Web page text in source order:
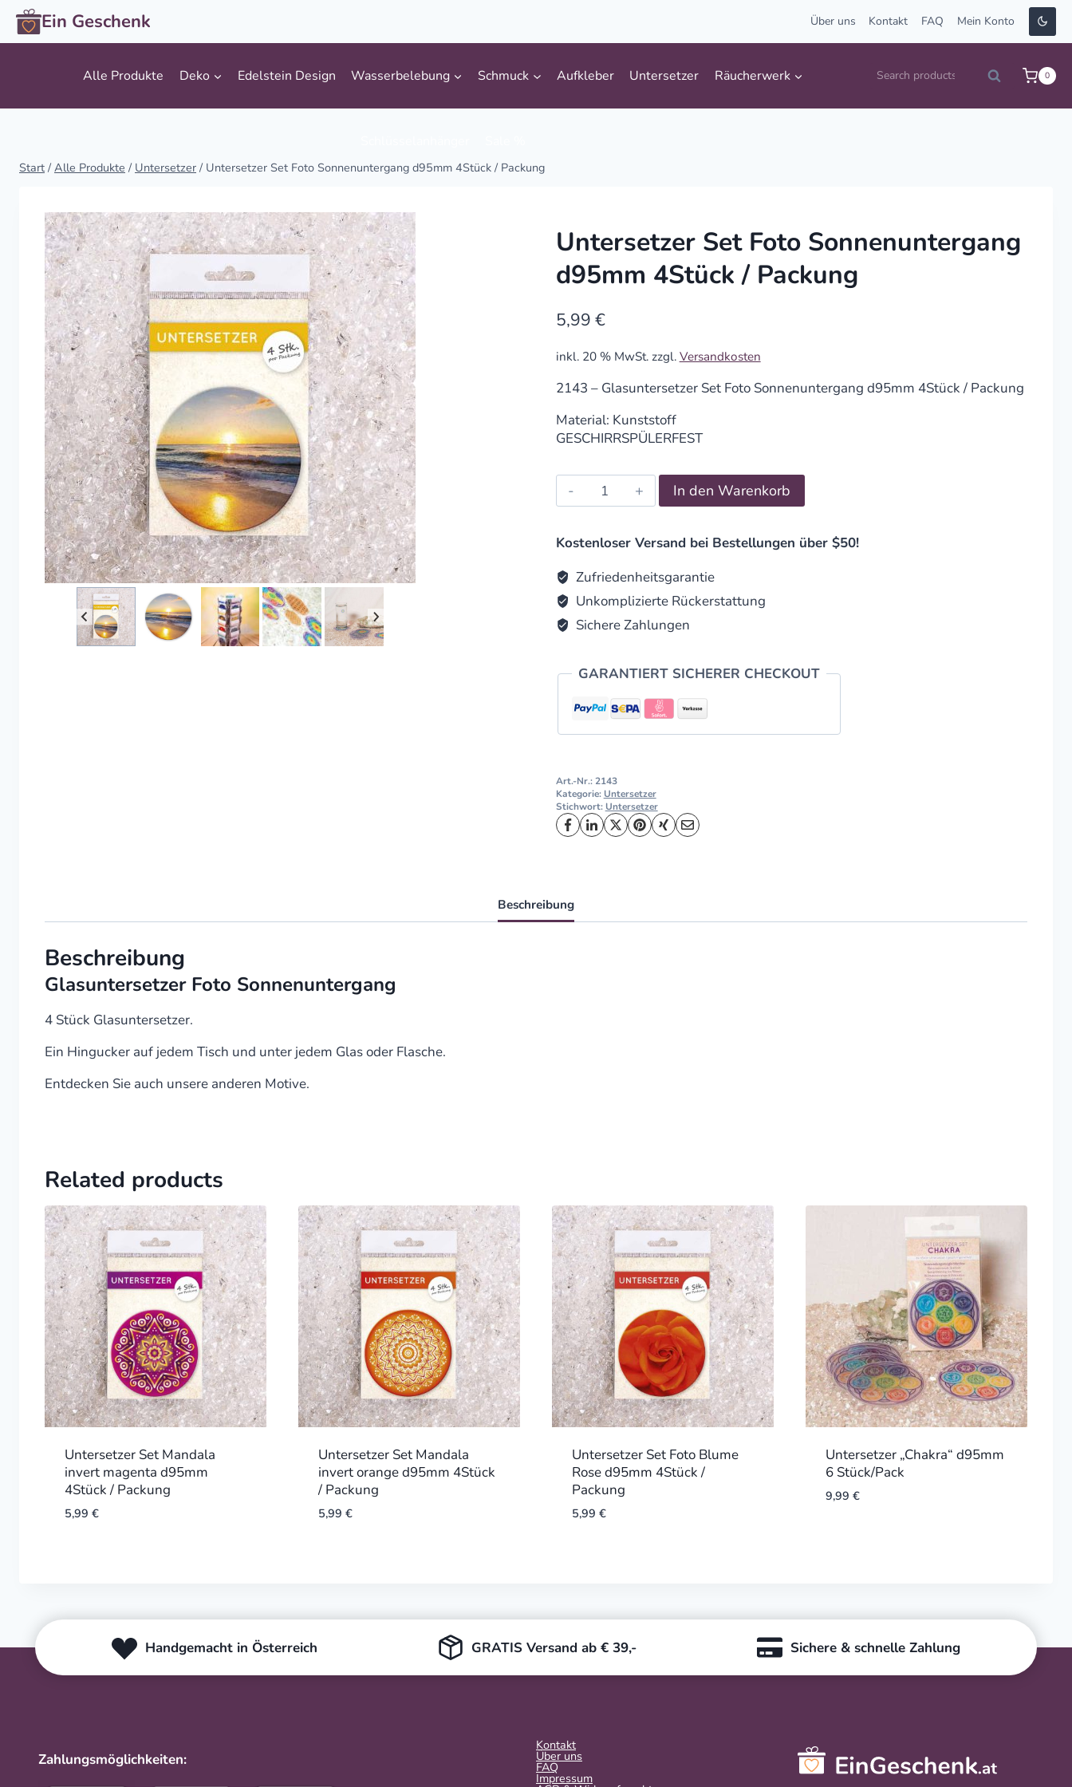
Zum
Inhalt
springen
Ein Geschenk Über uns Kontakt FAQ Mein Konto
Alle Produkte Deko Edelstein Design Wasserbelebung Schmuck Aufkleber Untersetzer Räucherwerk
Suche
Search 0
Start / Alle Produkte / Untersetzer / Untersetzer Set Foto Sonnenuntergang d95mm 4Stück / Packung
Untersetzer Set Foto Sonnenuntergang
d95mm 4Stück / Packung
5,99 €
inkl. 20 % MwSt. zzgl. Versandkosten
2143 – Glasuntersetzer Set Foto Sonnenuntergang d95mm 4Stück / Packung
Material: Kunststoff
GESCHIRRSPÜLERFEST
Untersetzer
Set
Sonnenuntergang
4Stück
/
Packung
quantity
In den Warenkorb
Kostenloser Versand bei Bestellungen über $50!
Zufriedenheitsgarantie
Unkomplizierte Rückerstattung
Sichere Zahlungen
GARANTIERT SICHERER CHECKOUT
Art.-Nr.:2143
Kategorie: Untersetzer
Stichwort: Untersetzer
Beschreibung
Beschreibung
Glasuntersetzer Foto Sonnenuntergang
4 Stück Glasuntersetzer.
Ein Hingucker auf jedem Tisch und unter jedem Glas oder Flasche.
Entdecken Sie auch unsere anderen Motive.
Related products
Untersetzer Set Mandala
invert magenta d95mm
4Stück / Packung
5,99 €
Untersetzer Set Mandala
invert orange d95mm 4Stück
/ Packung
5,99 €
Untersetzer Set Foto Blume
Rose d95mm 4Stück /
Packung
5,99 €
Untersetzer „Chakra“ d95mm
6 Stück/Pack
9,99 €
Handgemacht in Österreich GRATIS Versand ab € 39,- Sichere & schnelle Zahlung
Zahlungsmöglichkeiten:
Kontakt
Über uns
FAQ
Impressum